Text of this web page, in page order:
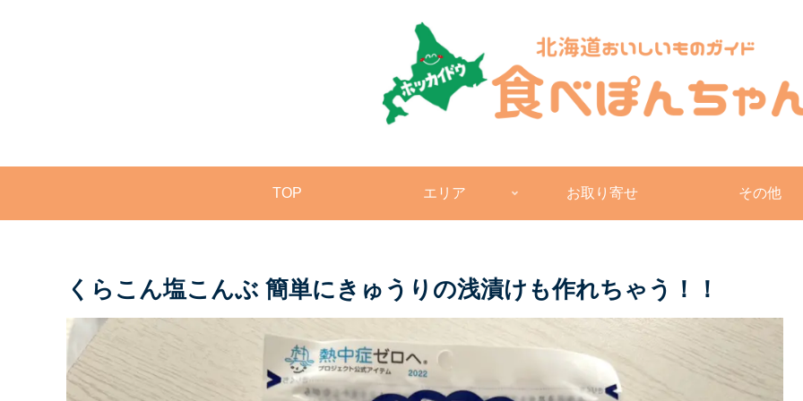
TOP エリア お取り寄せ その他
くらこん塩こんぶ 簡単にきゅうりの浅漬けも作れちゃう！！